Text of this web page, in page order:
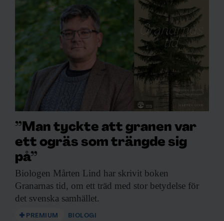
”Man tyckte att granen var
ett ogräs som trängde sig
på”
Biologen Mårten Lind har skrivit boken
Granarnas tid, om ett träd med stor betydelse för
det svenska samhället.
PREMIUM BIOLOGI